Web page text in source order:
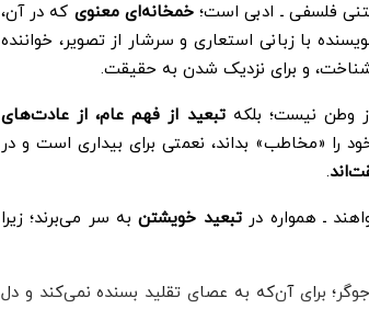
فلسفی ـ ادبی است؛خمخانه‌ای معنوی که در آن،
با زبانی استعاری و سرشار از تصویر، خواننده
شناخت، و برای نزدیک شدن به حقیقت.
وطن نیست؛ بلکهتبعید از فهم عام، از عادت‌های
«مخاطب» بداند، نعمتی برای بیداری است و در
.
ـ همواره درتبعید خویشتنبه سر می‌برند؛ زیرا
برای آن‌که به عصای تقلید بسنده نمی‌کند و دل